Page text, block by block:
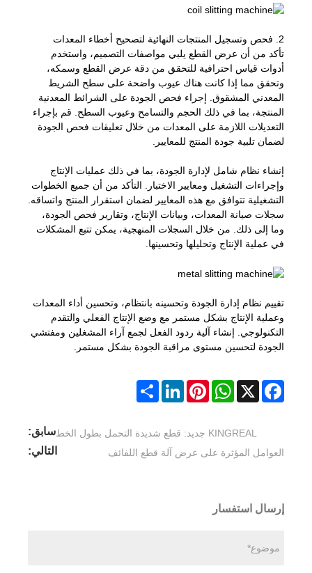
2. فحص وتسجيل المنتجات النهائية لتصحيح أخطاء المعدات
تأكد من أن عرض القطع يلبي مواصفات التصميم، واستخدم
أدوات قياس احترافية للتحقق من دقة عرض القطع وسمكه،
وتحقق مما إذا كانت هناك عيوب واضحة على سطح الشريط
المعدني المشقوق. إجراء فحص الجودة على الشرائط المعدنية
المنتجة، بما في ذلك الحجم والتسامح وعيوب السطح. قم بإجراء
التعديلات اللازمة على المعدات من خلال تعليقات فحص الجودة
لضمان تلبية جودة المنتج للمعايير.
إنشاء نظام شامل لإدارة الجودة، بما في ذلك عمليات الإنتاج
وإجراءات التشغيل ومعايير الاختبار. التأكد من أن جميع الخطوات
التشغيلية تتوافق مع هذه المعايير لضمان استقرار المنتج واتساقه.
سجلات صيانة المعدات، وبيانات الإنتاج، وتقارير فحص الجودة،
وما إلى ذلك. من خلال السجلات المنهجية، يمكن تتبع المشكلات
في عملية الإنتاج وتحليلها وتحسينها.
تقييم نظام إدارة الجودة وتحسينه بانتظام، وتحسين أداء المعدات
وعملية الإنتاج بشكل مستمر مع وضع الإنتاج الفعلي والتقدم
التكنولوجي. إنشاء آلية ردود الفعل لجمع آراء المشغلين ومفتشي
الجودة لتحسين مستوى مراقبة الجودة بشكل مستمر.
Facebook
X
WhatsApp
Pinterest
LinkedIn
Share
سابق: KINGREAL جديد: قطع شديدة التحمل بطول الخط
التالي: العوامل المؤثرة على عرض آلة قطع اللفائف
إرسال استفسار